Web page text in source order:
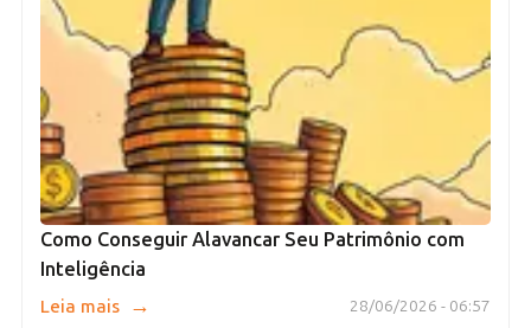
Como Conseguir Alavancar Seu Patrimônio com
Inteligência
28/06/2026 - 06:57
Leia mais →